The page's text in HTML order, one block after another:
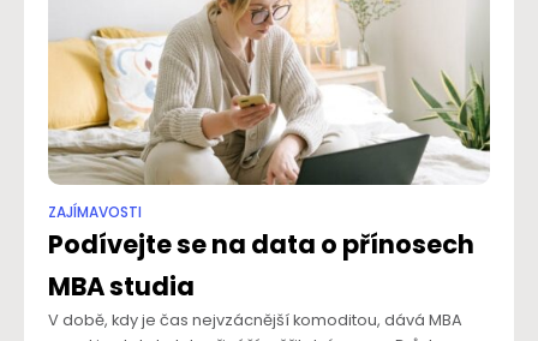
ZAJÍMAVOSTI
Podívejte se na data o přínosech
MBA studia
V době, kdy je čas nejvzácnější komoditou, dává MBA